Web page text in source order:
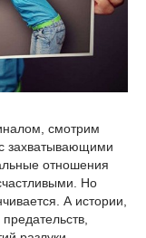
смотрим
захватывающими
отношения
Но
А истории,